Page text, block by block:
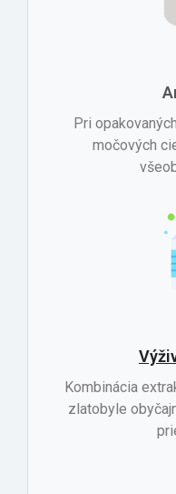
Pri
močových
Kombinácia
zlatobyle